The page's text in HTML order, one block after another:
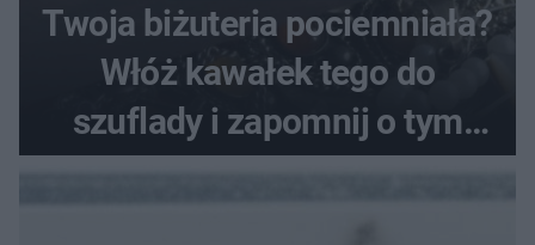
Twoja biżuteria pociemniała?
Włóż kawałek tego do
szuflady i zapomnij o tym
problemie. Sposób na